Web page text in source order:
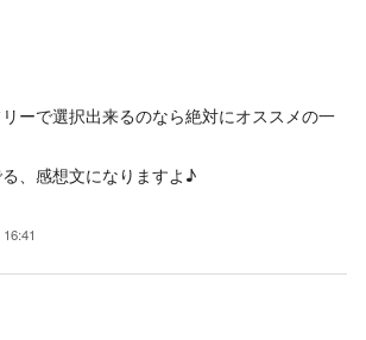
ーで選択出来るのなら絶対にオススメの一
、感想文になりますよ♪